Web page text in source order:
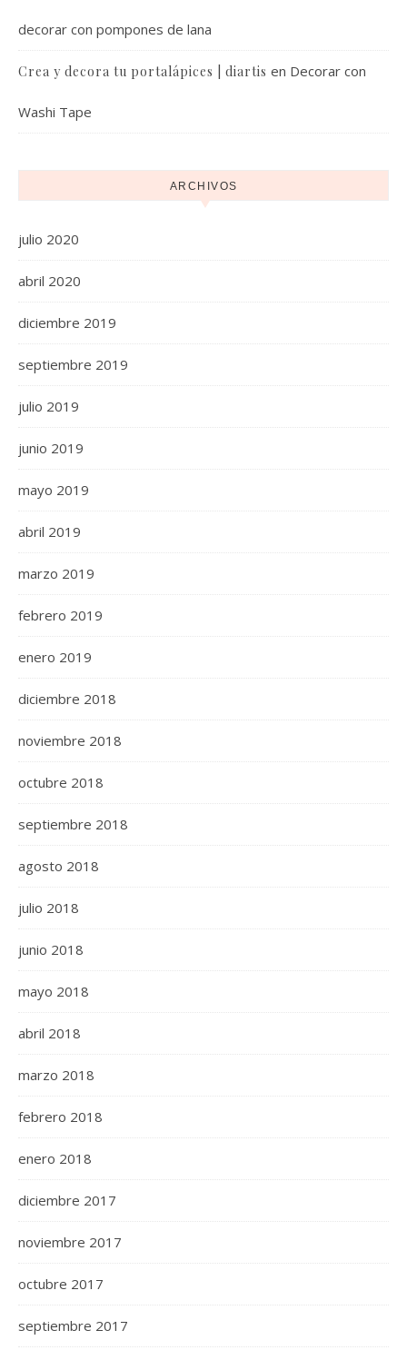
decorar con pompones de lana
Crea y decora tu portalápices | diartis en Decorar con
Washi Tape
ARCHIVOS
julio 2020
abril 2020
diciembre 2019
septiembre 2019
julio 2019
junio 2019
mayo 2019
abril 2019
marzo 2019
febrero 2019
enero 2019
diciembre 2018
noviembre 2018
octubre 2018
septiembre 2018
agosto 2018
julio 2018
junio 2018
mayo 2018
abril 2018
marzo 2018
febrero 2018
enero 2018
diciembre 2017
noviembre 2017
octubre 2017
septiembre 2017